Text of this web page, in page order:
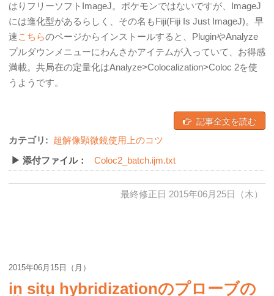
はりフリーソフトImageJ。ポケモンではないですが、ImageJ
には進化型があるらしく、その名もFiji(Fiji Is Just ImageJ)。早
速こちらのページからインストールすると、PluginやAnalyze
プルダウンメニューにわんさかアイテムが入っていて、お得感
満載。共局在の定量化はAnalyze>Colocalization>Coloc 2を使
うようです。
記事全文を読む
カテゴリ: 超解像顕微鏡使用上のコツ
▶ 添付ファイル：
Coloc2_batch.ijm.txt
最終修正日 2015年06月25日（木）
2015年06月15日（月）
in situ hybridizationのプローブの